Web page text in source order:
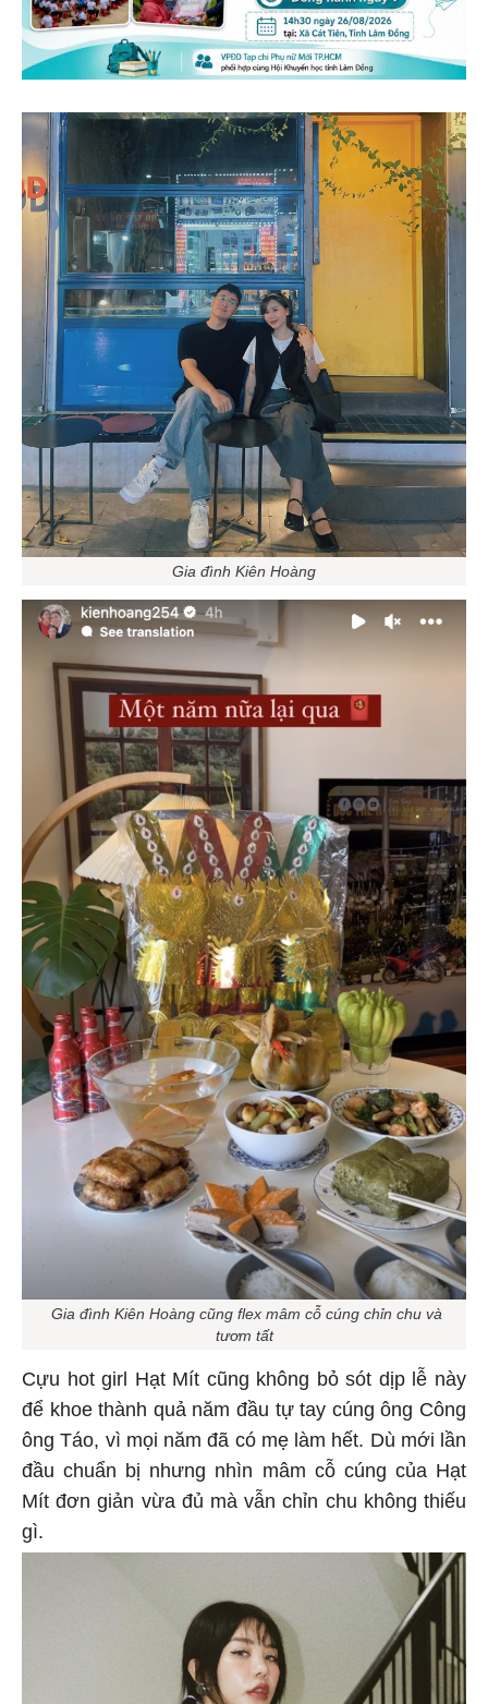
Gia đình Kiên Hoàng
Gia đình Kiên Hoàng cũng flex mâm cỗ cúng chỉn chu và
tươm tất
Cựu hot girl Hạt Mít cũng không bỏ sót dịp lễ này
để khoe thành quả năm đầu tự tay cúng ông Công
ông Táo, vì mọi năm đã có mẹ làm hết. Dù mới lần
đầu chuẩn bị nhưng nhìn mâm cỗ cúng của Hạt
Mít đơn giản vừa đủ mà vẫn chỉn chu không thiếu
gì.